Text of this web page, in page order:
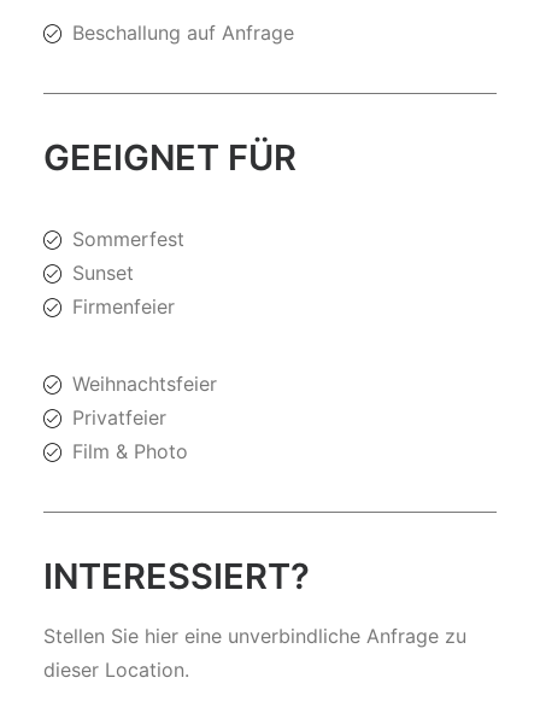
Beschallung auf Anfrage
GEEIGNET FÜR
Sommerfest
Sunset
Firmenfeier
Weihnachtsfeier
Privatfeier
Film & Photo
INTERESSIERT?
Stellen Sie hier eine unverbindliche Anfrage zu
dieser Location.